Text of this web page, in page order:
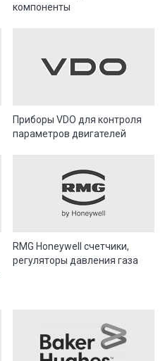
компоненты
Приборы VDO для контроля
параметров двигателей
RMG Honeywell счетчики,
регуляторы давления газа